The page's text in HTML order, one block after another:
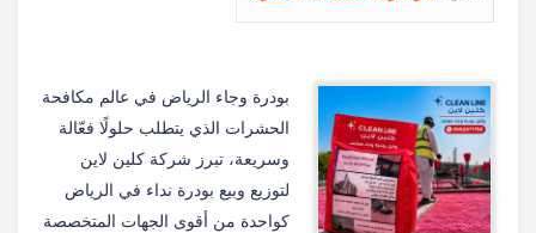
بودرة وجاء الرياض في عالم مكافحة
الحشرات الذي يتطلب حلولًا فعّالة
وسريعة، تبرز شركة كلين لاين
لتوزيع وبيع بودرة نداء في الرياض
كواحدة من أقوى الجهات المتخصصة